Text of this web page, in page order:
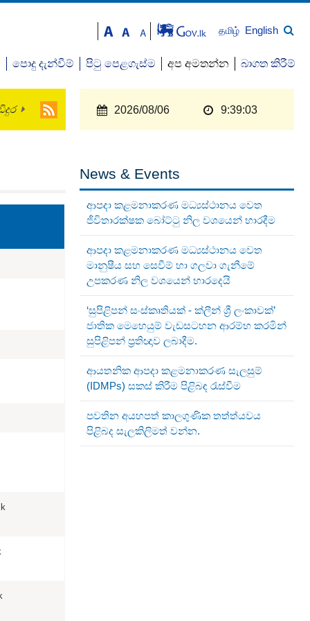
தமிழ் English
පොදු දැන්වීම් පිටු පෙළගැස්ම අප අමතන්න බාගත කිරීම්
2026/08/06 9:39:04
News & Events
ආපදා කළමනාකරණ මධ්‍යස්ථානය වෙත
ජීවිතාරක්ෂක බෝට්ටු නිල වශයෙන් භාරදීම
ආපදා කළමනාකරණ මධ්‍යස්ථානය වෙත
මානුෂීය සහ සෙවීම් හා ගලවා ගැනීමේ
උපකරණ නිල වශයෙන් භාරදෙයි
‘සුපිළිපන් සංස්කෘතියක් - ක්ලීන් ශ්‍රී ලංකාවක්’
ජාතික මෙහෙයුම් වැඩසටහන ආරම්භ කරමින්
සුපිළිපන් ප්‍රතිඥාව ලබාදීම.
ආයතනික ආපදා කළමනාකරණ සැලසුම්
(IDMPs) සකස් කිරීම පිළිබඳ රැස්වීම
පවතින අයහපත් කාලගුණික තත්ත්යවය
පිළිබද සැලකිලිමත් වන්න.